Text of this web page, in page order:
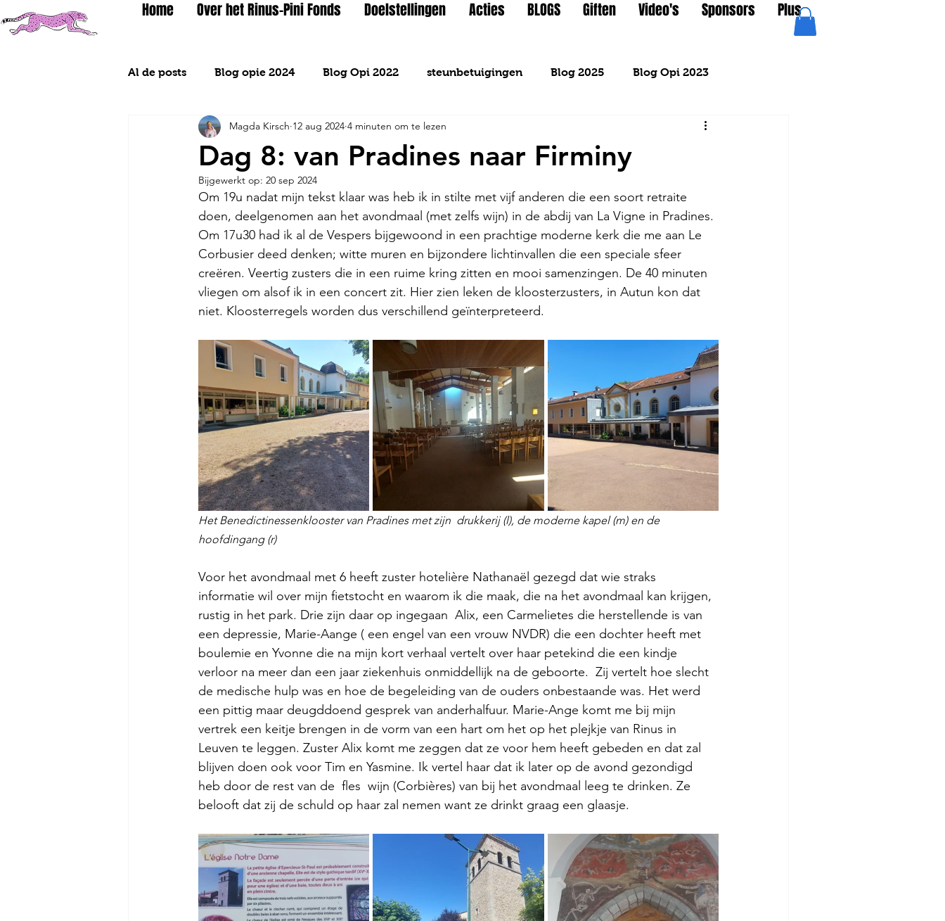
Home Over het Rinus-Pini Fonds Doelstellingen Acties BLOGS Giften Video's Sponsors Plus
Al de posts Blog opie 2024 Blog Opi 2022 steunbetuigingen Blog 2025 Blog Opi 2023
Blog 2026
Dag 8: van Pradines naar Firminy
Magda Kirsch 12 aug 2024 4 minuten om te lezen
Bijgewerkt op: 20 sep 2024
Om 19u nadat mijn tekst klaar was heb ik in stilte met vijf anderen die een soort retraite
doen, deelgenomen aan het avondmaal (met zelfs wijn) in de abdij van La Vigne in Pradines.
Om 17u30 had ik al de Vespers bijgewoond in een prachtige moderne kerk die me aan Le
Corbusier deed denken; witte muren en bijzondere lichtinvallen die een speciale sfeer
creëren. Veertig zusters die in een ruime kring zitten en mooi samenzingen. De 40 minuten
vliegen om alsof ik in een concert zit. Hier zien leken de kloosterzusters, in Autun kon dat
niet. Kloosterregels worden dus verschillend geïnterpreteerd.
Het Benedictinessenklooster van Pradines met zijn  drukkerij (l), de moderne kapel (m) en de
hoofdingang (r)
Voor het avondmaal met 6 heeft zuster hotelière Nathanaël gezegd dat wie straks
informatie wil over mijn fietstocht en waarom ik die maak, die na het avondmaal kan krijgen,
rustig in het park. Drie zijn daar op ingegaan  Alix, een Carmelietes die herstellende is van
een depressie, Marie-Aange ( een engel van een vrouw NVDR) die een dochter heeft met
boulemie en Yvonne die na mijn kort verhaal vertelt over haar petekind die een kindje
verloor na meer dan een jaar ziekenhuis onmiddellijk na de geboorte.  Zij vertelt hoe slecht
de medische hulp was en hoe de begeleiding van de ouders onbestaande was. Het werd
een pittig maar deugddoend gesprek van anderhalfuur. Marie-Ange komt me bij mijn
vertrek een keitje brengen in de vorm van een hart om het op het plejkje van Rinus in
Leuven te leggen. Zuster Alix komt me zeggen dat ze voor hem heeft gebeden en dat zal
blijven doen ook voor Tim en Yasmine. Ik vertel haar dat ik later op de avond gezondigd
heb door de rest van de  fles  wijn (Corbières) van bij het avondmaal leeg te drinken. Ze
belooft dat zij de schuld op haar zal nemen want ze drinkt graag een glaasje.